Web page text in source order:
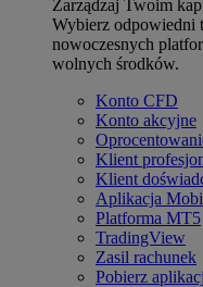
Zarządzaj Twoim
Wybierz odpowiedni
nowoczesnych
wolnych środków.
Konto CFD
Konto akcyjne
Klient
Klient
Aplikacja
Platforma MT5
TradingView
Zasil rachunek
Pobierz